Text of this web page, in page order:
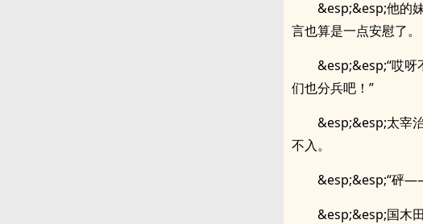
&esp;&esp;他的
言也算是一点安慰了。
&esp;&esp;“哎呀
们也分兵吧！”
&esp;&esp;太宰
不入。
&esp;&esp;“砰
&esp;&esp;国木